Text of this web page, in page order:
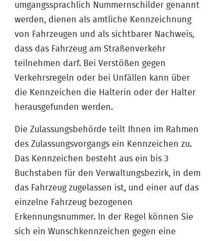
umgangssprachlich Nummernschilder genannt
werden, dienen als amtliche Kennzeichnung
von Fahrzeugen und als sichtbarer Nachweis,
dass das Fahrzeug am Straßenverkehr
teilnehmen darf. Bei Verstößen gegen
Verkehrsregeln oder bei Unfällen kann über
die Kennzeichen die Halterin oder der Halter
herausgefunden werden.
Die Zulassungsbehörde teilt Ihnen im Rahmen
des Zulassungsvorgangs ein Kennzeichen zu.
Das Kennzeichen besteht aus ein bis 3
Buchstaben für den Verwaltungsbezirk, in dem
das Fahrzeug zugelassen ist, und einer auf das
einzelne Fahrzeug bezogenen
Erkennungsnummer. In der Regel können Sie
sich ein Wunschkennzeichen gegen eine